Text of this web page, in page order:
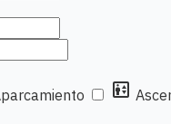
elevator